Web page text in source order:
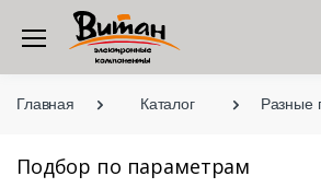
Главная Каталог Разные
Подбор по параметрам